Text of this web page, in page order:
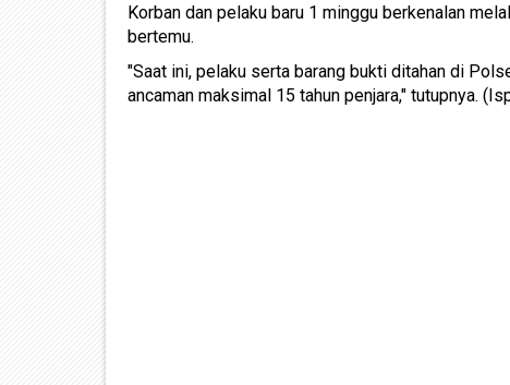
Korban dan pelaku baru 1 minggu berkenalan
bertemu.
"Saat ini, pelaku serta barang bukti ditahan di
ancaman maksimal 15 tahun penjara," tutupnya.